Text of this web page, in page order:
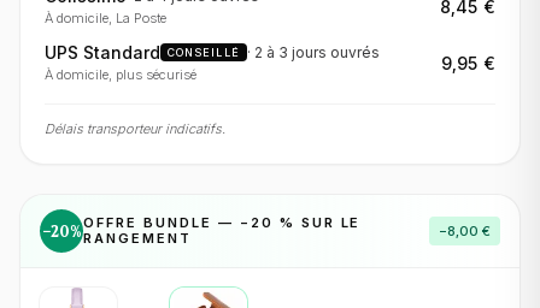
À domicile, La Poste
8,45 €
UPS Standard CONSEILLÉ · 2 à 3 jours ouvrés
À domicile, plus sécurisé
9,95 €
Délais transporteur indicatifs.
−20%OFFRE BUNDLE — − 20 % SUR LE
RANGEMENT
−8,00 €